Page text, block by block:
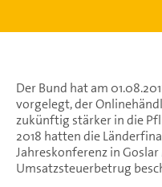
Der Bund hat am
vorgelegt, der
zukünftig stärker in die
2018 hatten die
Jahreskonferenz in
Umsatzsteuerbetrug